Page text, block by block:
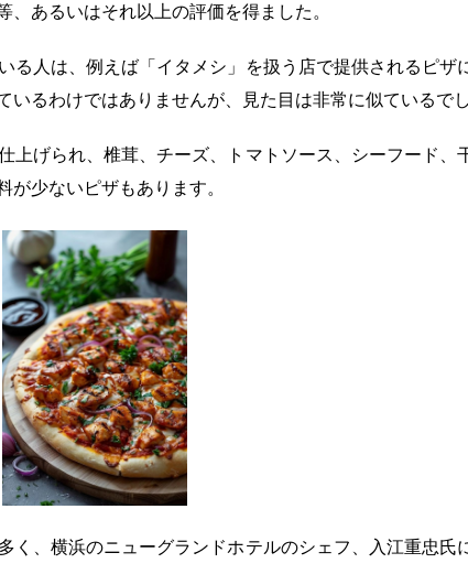
あるいはそれ以上の評価を得ました。
人は、例えば「イタメシ」を扱う店で提供されるピザ
るわけではありませんが、見た目は非常に似ているでし
げられ、椎茸、チーズ、トマトソース、シーフード、
少ないピザもあります。
、横浜のニューグランドホテルのシェフ、入江重忠氏